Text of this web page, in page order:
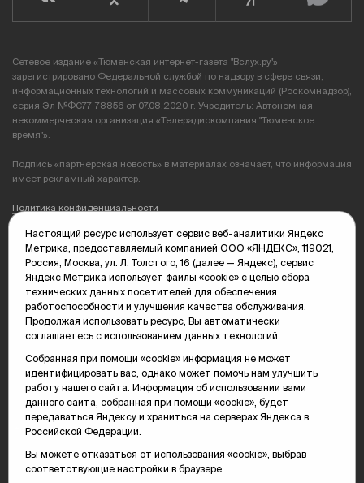
Сетевое издание «Тюменская интернет-газета "Вслух.ру"»
зарегистрировано Федеральной службой по надзору в сфере связи,
информационных технологий и массовых коммуникаций (Роскомнадзор),
серия Эл №ФС77-78856 от 07.08.2020 г. Учредитель: Автономная
некоммерческая организация «Телерадиокомпания "Тюменское
время"».
Подпись «партнерская новость» в материалах означает, что информация
имеет рекламный характер.
Политика конфиденциальности
Редакция: 625035, Тюмень, пр. Геологоразведчиков, 28А
(3452) 68-89-05
edit@vsluh.ru
Главный редактор: Панкина Т.Ю.
kika@vsluh.ru
По вопросам рекламы:
(3452) 68-89-78
kotovaev@sibinformburo.ru
mim@vsluh.ru
Настоящий ресурс использует сервис веб-аналитики Яндекс
Метрика, предоставляемый компанией ООО «ЯНДЕКС», 119021,
Россия, Москва, ул. Л. Толстого, 16 (далее — Яндекс), сервис
Яндекс Метрика использует файлы «cookie» с целью сбора
технических данных посетителей для обеспечения
работоспособности и улучшения качества обслуживания.
Продолжая использовать ресурс, Вы автоматически
соглашаетесь с использованием данных технологий.
Собранная при помощи «cookie» информация не может
идентифицировать вас, однако может помочь нам улучшить
работу нашего сайта. Информация об использовании вами
данного сайта, собранная при помощи «cookie», будет
передаваться Яндексу и храниться на серверах Яндекса в
Российской Федерации.
Вы можете отказаться от использования «cookie», выбрав
соответствующие настройки в браузере.